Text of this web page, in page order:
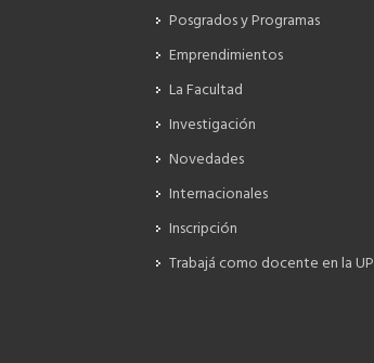
Posgrados y Programas
Emprendimientos
La Facultad
Investigación
Novedades
Internacionales
Inscripción
Trabajá como docente en la UP